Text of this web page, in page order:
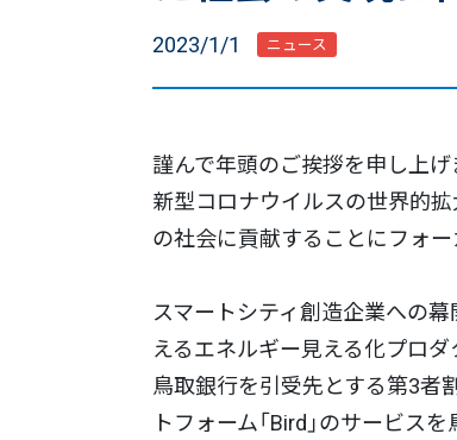
2023/1/1 ニュース
謹んで年頭のご挨拶を申し上げ
新型コロナウイルスの世界的拡
の社会に貢献することにフォー
スマートシティ創造企業への幕
えるエネルギー見える化プロ
鳥取銀行を引受先とする第3者
トフォーム「Bird」のサービス